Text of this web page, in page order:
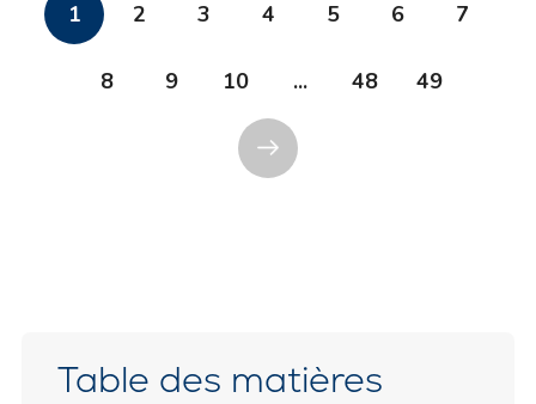
1 2 3 4 5 6 7
8 9 10 ... 48 49
Table des matières